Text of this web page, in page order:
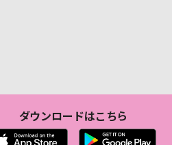
ダウンロードはこちら